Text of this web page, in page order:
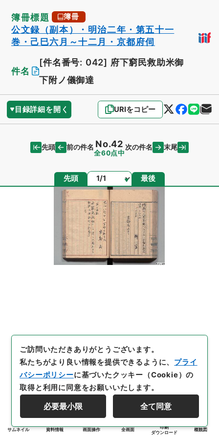
簿冊標題 簿冊
公文録（副本）・明治二年・第五十一
巻・己巳六月～十二月・京都府伺
件名
[件名番号: 042] 府下窮民救助米御
下附ノ儀御達
目録詳細を開く URIをコピー
先頭 前の件名 No.42
全60点中
次の件名 末尾
先頭 ページ 最後
サムネイル 資料情報 画面操作 全画面
印刷
ダウンロード
概観図
ご訪問いただきありがとうございます。
私たちがより良い情報を提供できるように、 プライ
バシーポリシーに基づいたクッキー（Cookie）の
取得と利用に同意をお願いいたします。
必要最小限 全て同意